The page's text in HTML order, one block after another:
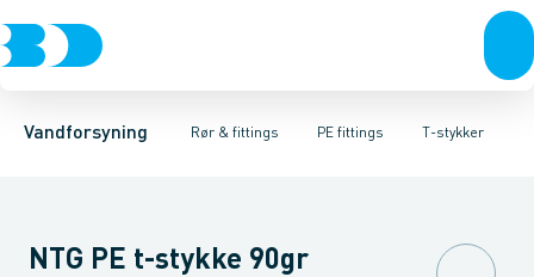
Vandforsyning Rør & fittings
Rør & fittingsKoblinger & anboringerMuffer, klemmer &
PE fittings
PE rørPE EL fittingsPE fittings Duktiljern fittingsT-stykker
Vinkler 90gr.Vinkler 60gr.Vinkler 45gr.Vinkler 30gr.Vinkler
NTG PE t-stykke 90gr